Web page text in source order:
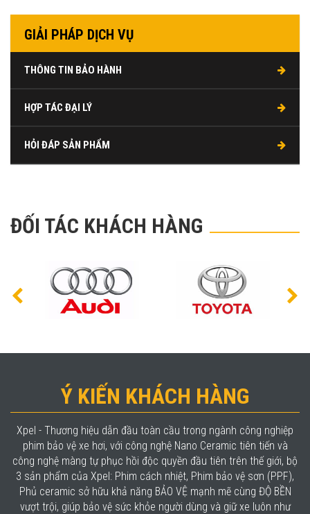
GIẢI PHÁP DỊCH VỤ
THÔNG TIN BẢO HÀNH
HỢP TÁC ĐẠI LÝ
HỎI ĐÁP SẢN PHẨM
ĐỐI TÁC KHÁCH HÀNG
Ý KIẾN KHÁCH HÀNG
Xpel - Thương hiệu dẫn đầu toàn cầu trong ngành công nghiệp
phim bảo vệ xe hơi, với công nghệ Nano Ceramic tiên tiến và
công nghệ màng tự phục hồi độc quyền đầu tiên trên thế giới, bộ
3 sản phẩm của Xpel: Phim cách nhiệt, Phim bảo vệ sơn (PPF),
Phủ ceramic sở hữu khả năng BẢO VỆ mạnh mẽ cùng ĐỘ BỀN
vượt trội, giúp bảo vệ sức khỏe người dùng và giữ xe luôn như